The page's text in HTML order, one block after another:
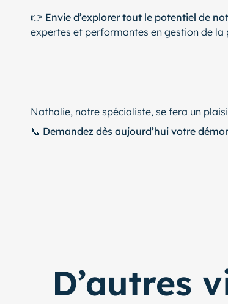
👉 Envie d’explorer tout le potentiel de
expertes et performantes en gestion de la
Nathalie, notre spécialiste, se fera un
📞 Demandez dès aujourd’hui votre
D’autres